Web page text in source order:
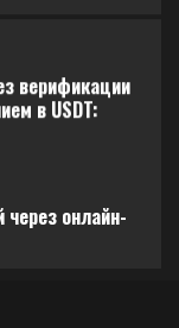
верификации
в USDT:
через онлайн-